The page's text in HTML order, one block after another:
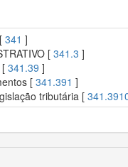
341 ]
[ 341.3 ]
[341.39 ]
[ 341.391 ]
tributária [